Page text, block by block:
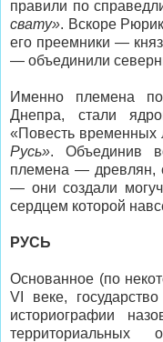
правили по
свату». Вскоре
его преемники —
— объединили
Именно племена
Днепра, стали
«Повесть временных
Русь». Объединив
племена — древлян,
— они создали
сердцем которой
РУСЬ
Основанное (по
VI веке,
историографии
территориальных